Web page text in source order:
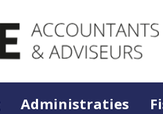
Administraties